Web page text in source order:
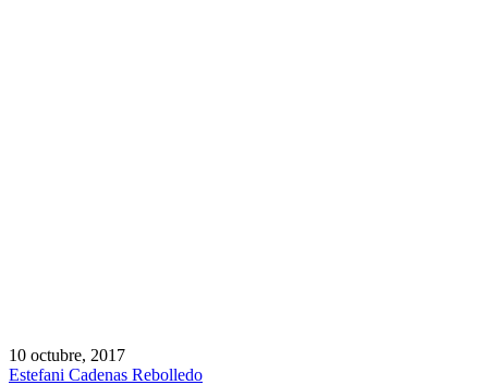
10 octubre, 2017
Estefani Cadenas Rebolledo